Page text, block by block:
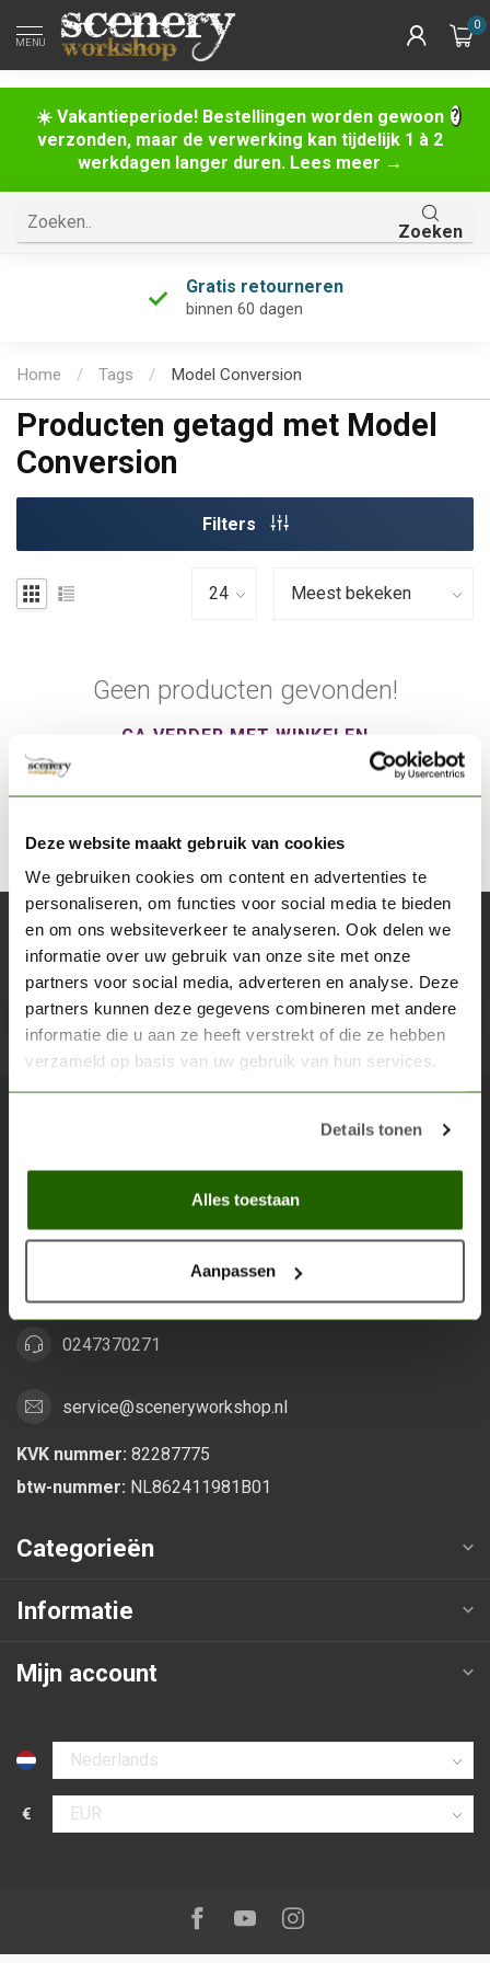
Deze website maakt gebruik van cookies
We gebruiken cookies om content en advertenties te
personaliseren, om functies voor social media te bieden
en om ons websiteverkeer te analyseren. Ook delen we
informatie over uw gebruik van onze site met onze
partners voor social media, adverteren en analyse. Deze
partners kunnen deze gegevens combineren met andere
informatie die u aan ze heeft verstrekt of die ze hebben
verzameld op basis van uw gebruik van hun services.
Details tonen
Alles toestaan
Aanpassen
☀️ Vakantieperiode! Bestellingen worden gewoon
verzonden, maar de verwerking kan tijdelijk 1 à 2
werkdagen langer duren. Lees meer →
MENU
0
Zoeken
Gratis retourneren
binnen 60 dagen
Home / Tags / Model Conversion
Producten getagd met Model
Conversion
Filters
Geen producten gevonden!
GA VERDER MET WINKELEN
Abonneer je op onze nieuwsbrief
Blijf op de hoogte over onze laatste acties
Alles voor je miniature wargaming en scenery
Grootstalselaan 46
0247370271
service@sceneryworkshop.nl
KVK nummer: 82287775
btw-nummer: NL862411981B01
Categorieën
Informatie
Mijn account
Selecteer taal
€
Selecteer valuta
Volg ons op:Facebook
YoutubeInstagram